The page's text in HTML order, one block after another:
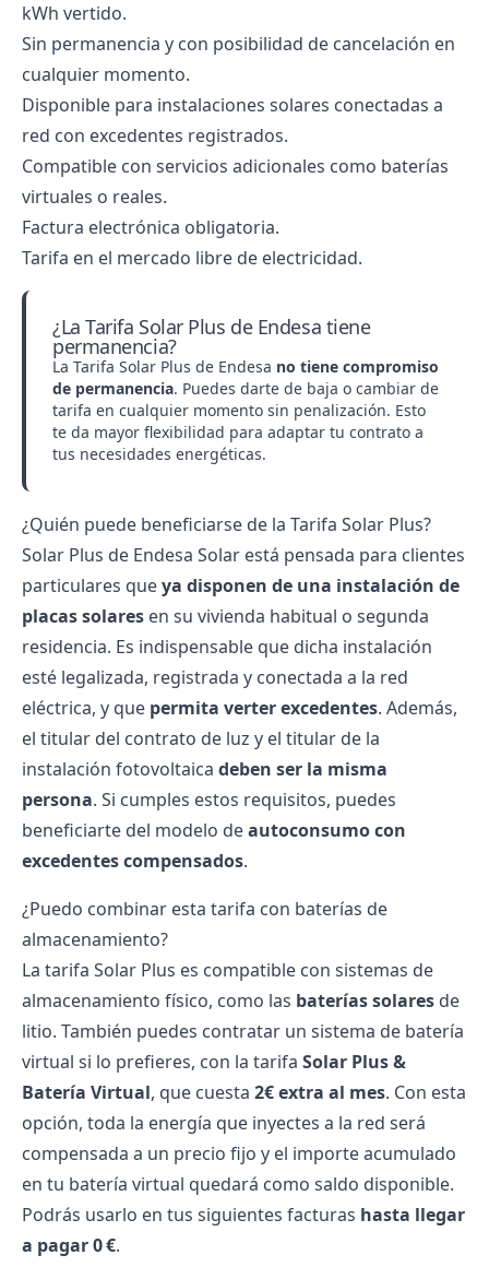
kWh vertido.
Sin permanencia y con posibilidad de cancelación en
cualquier momento.
Disponible para instalaciones solares conectadas a
red con excedentes registrados.
Compatible con servicios adicionales como baterías
virtuales o reales.
Factura electrónica obligatoria.
Tarifa en el mercado libre de electricidad.
¿La Tarifa Solar Plus de Endesa tiene
permanencia?
La Tarifa Solar Plus de Endesa no tiene compromiso
de permanencia. Puedes darte de baja o cambiar de
tarifa en cualquier momento sin penalización. Esto
te da mayor flexibilidad para adaptar tu contrato a
tus necesidades energéticas.
¿Quién puede beneficiarse de la Tarifa Solar Plus?
Solar Plus de Endesa Solar está pensada para clientes
particulares queya disponen de una instalación de
placas solares en su vivienda habitual o segunda
residencia. Es indispensable que dicha instalación
esté legalizada, registrada y conectada a la red
eléctrica, y que permita verter excedentes. Además,
el titular del contrato de luz y el titular de la
instalación fotovoltaica deben ser la misma
persona. Si cumples estos requisitos, puedes
beneficiarte del modelo deautoconsumo con
excedentes compensados.
¿Puedo combinar esta tarifa con baterías de
almacenamiento?
La tarifa Solar Plus es compatible con sistemas de
almacenamiento físico, como las baterías solares de
litio. También puedes contratar un sistema de batería
virtual si lo prefieres, con la tarifa Solar Plus &
Batería Virtual, que cuesta 2€ extra al mes. Con esta
opción, toda la energía que inyectes a la red será
compensada a un precio fijo y el importe acumulado
en tu batería virtual quedará como saldo disponible.
Podrás usarlo en tus siguientes facturas hasta llegar
a pagar 0 €.